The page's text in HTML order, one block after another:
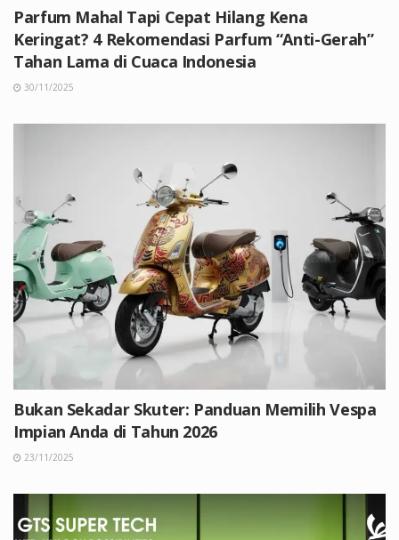
Parfum Mahal Tapi Cepat Hilang Kena
Keringat? 4 Rekomendasi Parfum “Anti-Gerah”
Tahan Lama di Cuaca Indonesia
30/11/2025
Bukan Sekadar Skuter: Panduan Memilih Vespa
Impian Anda di Tahun 2026
23/11/2025